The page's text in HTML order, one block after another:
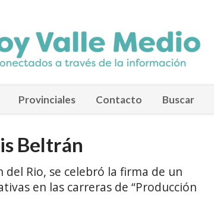
Provinciales Contacto Buscar
Beltrán
Rio, se celebró la firma de un
en las carreras de “Producción